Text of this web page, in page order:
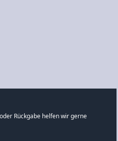
Rückgabe helfen wir gerne